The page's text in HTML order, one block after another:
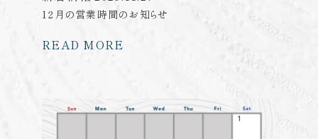
12月の営業時間のお知らせ
READ MORE